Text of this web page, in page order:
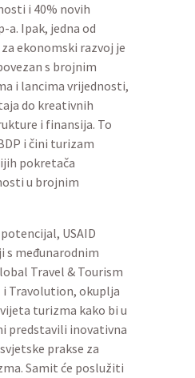
i 40% novih
Ipak, jedna od
ekonomski razvoj je
s brojnim
i lancima vrijednosti,
do kreativnih
i finansija. To
i čini turizam
pokretača
u brojnim
USAID
s međunarodnim
Travel & Tourism
i Travolution, okuplja
turizma kako bi u
predstavili inovativna
prakse za
Samit će poslužiti